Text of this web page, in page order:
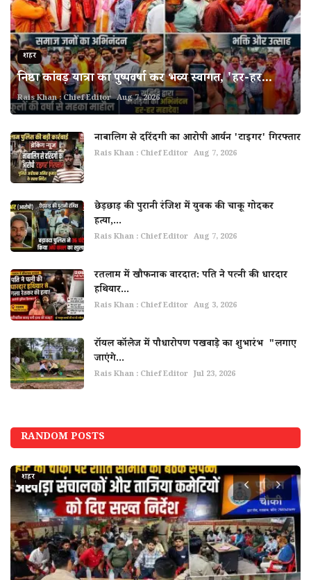
शहर
निष्ठा कांवड़ यात्रा का पुष्पवर्षा कर भव्य स्वागत, 'हर-हर...
Rais Khan : Chief Editor Aug 7, 2026
नाबालिग से दरिंदगी का आरोपी आर्यन 'टाइगर' गिरफ्तार
Rais Khan : Chief Editor Aug 7, 2026
छेड़छाड़ की पुरानी रंजिश में युवक की चाकू गोदकर
हत्या,...
Rais Khan : Chief Editor Aug 7, 2026
रतलाम में खौफनाक वारदात: पति ने पत्नी की धारदार
हथियार...
Rais Khan : Chief Editor Aug 3, 2026
रॉयल कॉलेज में पौधारोपण पखवाड़े का शुभारंभ "लगाए
जाएंगे...
Rais Khan : Chief Editor Jul 23, 2026
RANDOM POSTS
शहर